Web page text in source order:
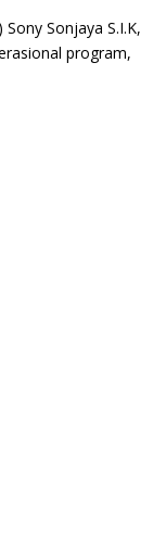
Sonjaya S.I.K,
program,